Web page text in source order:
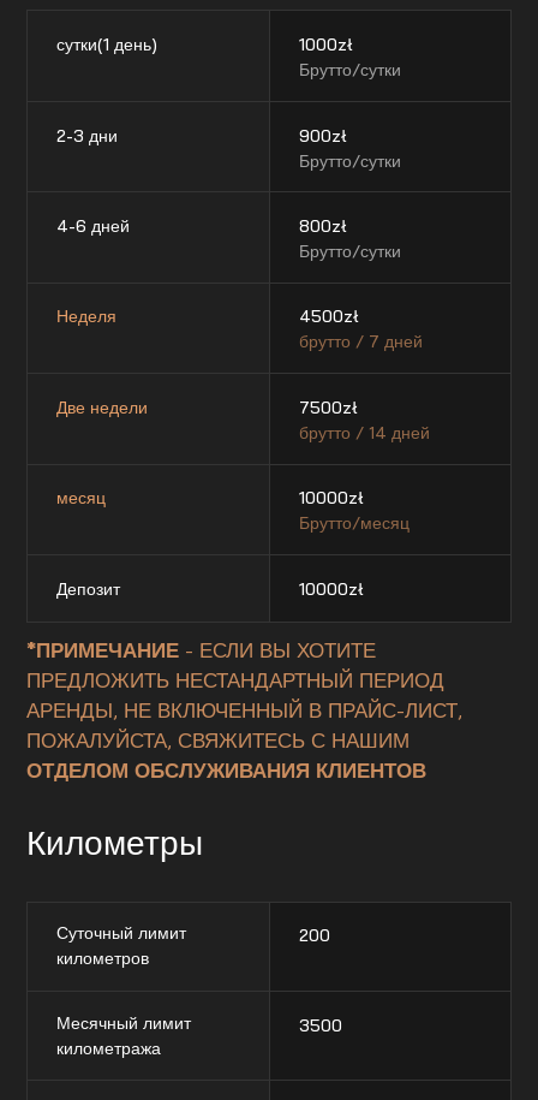
сутки(1 день) 1000zł
Брутто/сутки
2-3 дни 900zł
Брутто/сутки
4-6 дней 800zł
Брутто/сутки
Неделя 4500zł
брутто / 7 дней
Две недели 7500zł
брутто / 14 дней
месяц 10000zł
Брутто/месяц
Депозит 10000zł
*ПРИМЕЧАНИЕ - ЕСЛИ ВЫ ХОТИТЕ
ПРЕДЛОЖИТЬ НЕСТАНДАРТНЫЙ ПЕРИОД
АРЕНДЫ, НЕ ВКЛЮЧЕННЫЙ В ПРАЙС-ЛИСТ,
ПОЖАЛУЙСТА, СВЯЖИТЕСЬ С НАШИМ
ОТДЕЛОМ ОБСЛУЖИВАНИЯ КЛИЕНТОВ
Километры
Суточный лимит
километров
200
Месячный лимит
километража
3500